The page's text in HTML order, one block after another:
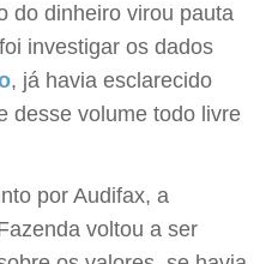
do dinheiro virou pauta
foi investigar os dados
, já havia esclarecido
desse volume todo livre
por Audifax, a
voltou a ser